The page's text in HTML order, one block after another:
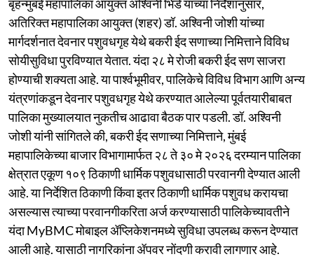
बृहन्मुंबई महापालिका आयुक्त अश्विनी भिडे यांच्या निर्देशांनुसार,
अतिरिक्त महापालिका आयुक्त (शहर) डॉ. अश्विनी जोशी यांच्या
मार्गदर्शनात देवनार पशुवधगृह येथे बकरी ईद सणाच्या निमित्ताने विविध
सोयीसुविधा पुरविण्यात येतात. यंदा २८ मे रोजी बकरी ईद सण साजरा
होण्याची शक्यता आहे. या पार्श्वभूमीवर, पालिकेचे विविध विभाग आणि अन्य
यंत्रणांकडून देवनार पशुवधगृह येथे करण्यात आलेल्या पूर्वतयारीबाबत
पालिका मुख्यालयात नुकतीच आढावा बैठक पार पडली. डॉ. अश्विनी
जोशी यांनी सांगितले की, बकरी ईद सणाच्या निमित्ताने, मुंबई
महापालिकेच्या बाजार विभागामार्फत २८ ते ३० मे २०२६ दरम्यान पालिका
क्षेत्रात एकूण १०९ ठिकाणी धार्मिक पशुवधासाठी परवानगी देण्यात आली
आहे. या निर्देशित ठिकाणी किंवा इतर ठिकाणी धार्मिक पशुवध करायचा
असल्यास त्याच्या परवानगीकरिता अर्ज करण्यासाठी पालिकेच्यावतीने
यंदा MyBMC मोबाइल ॲप्लिकेशनमध्ये सुविधा उपलब्ध करून देण्यात
आली आहे. यासाठी नागरिकांना ॲपवर नोंदणी करावी लागणार आहे.